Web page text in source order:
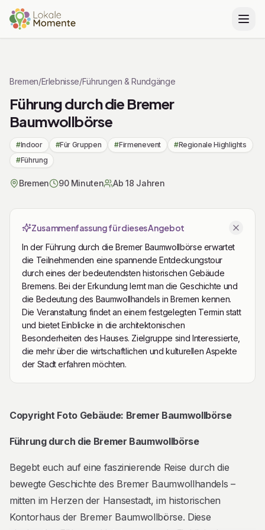
Bremen/Erlebnisse/Führungen & Rundgänge
Führung durch die Bremer
Baumwollbörse
#Indoor #Für Gruppen #Firmenevent #Regionale Highlights
#Führung
Bremen 90 Minuten Ab 18 Jahren
Zusammenfassung für dieses Angebot
In der Führung durch die Bremer Baumwollbörse erwartet
die Teilnehmenden eine spannende Entdeckungstour
durch eines der bedeutendsten historischen Gebäude
Bremens. Bei der Erkundung lernt man die Geschichte und
die Bedeutung des Baumwollhandels in Bremen kennen.
Die Veranstaltung findet an einem festgelegten Termin statt
und bietet Einblicke in die architektonischen
Besonderheiten des Hauses. Zielgruppe sind Interessierte,
die mehr über die wirtschaftlichen und kulturellen Aspekte
der Stadt erfahren möchten.
Beschreibung
Copyright Foto Gebäude: Bremer Baumwollbörse
Führung durch die Bremer Baumwollbörse
Begebt euch auf eine faszinierende Reise durch die
bewegte Geschichte des Bremer Baumwollhandels –
mitten im Herzen der Hansestadt, im historischen
Kontorhaus der Bremer Baumwollbörse. Diese